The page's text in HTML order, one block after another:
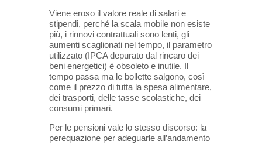
Viene eroso il valore reale di salari e
stipendi, perché la scala mobile non esiste
più, i rinnovi contrattuali sono lenti, gli
aumenti scaglionati nel tempo, il parametro
utilizzato (IPCA depurato dal rincaro dei
beni energetici) è obsoleto e inutile. Il
tempo passa ma le bollette salgono, così
come il prezzo di tutta la spesa alimentare,
dei trasporti, delle tasse scolastiche, dei
consumi primari.
Per le pensioni vale lo stesso discorso: la
perequazione per adeguarle all’andamento